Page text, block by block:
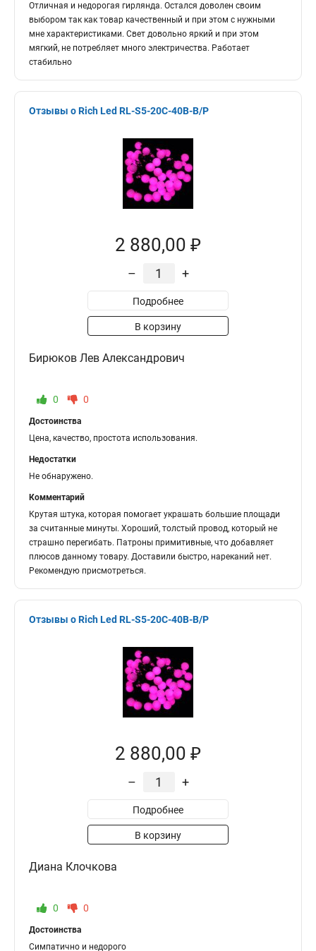
Отличная и недорогая гирлянда. Остался доволен своим
выбором так как товар качественный и при этом с нужными
мне характеристиками. Свет довольно яркий и при этом
мягкий, не потребляет много электричества. Работает
стабильно
Отзывы о Rich Led RL-S5-20C-40B-B/P
2 880,00 ₽
– +
Подробнее
В корзину
Бирюков Лев Александрович
0 0
Достоинства
Цена, качество, простота использования.
Недостатки
Не обнаружено.
Комментарий
Крутая штука, которая помогает украшать большие площади
за считанные минуты. Хороший, толстый провод, который не
страшно перегибать. Патроны примитивные, что добавляет
плюсов данному товару. Доставили быстро, нареканий нет.
Рекомендую присмотреться.
Отзывы о Rich Led RL-S5-20C-40B-B/P
2 880,00 ₽
– +
Подробнее
В корзину
Диана Клочкова
0 0
Достоинства
Симпатично и недорого